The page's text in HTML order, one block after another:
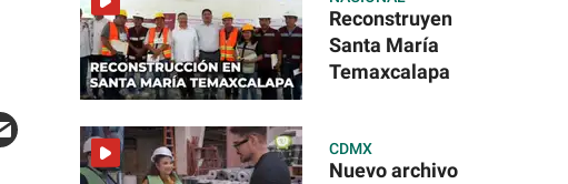
Reconstruyen
Santa María
Temaxcalapa
CDMX
Nuevo archivo